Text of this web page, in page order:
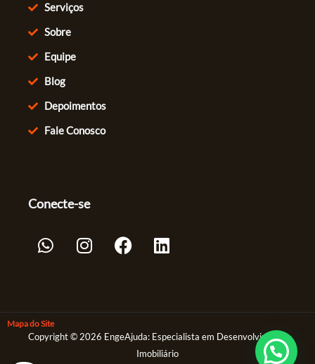
Serviços
Sobre
Equipe
Blog
Depoimentos
Fale Conosco
Conecte-se
WhatsappInstagram
FacebookLinkedin
Mapa do Site
Copyright © 2026 EngeAjuda: Especialista em Desenvolvimento
Imobiliário